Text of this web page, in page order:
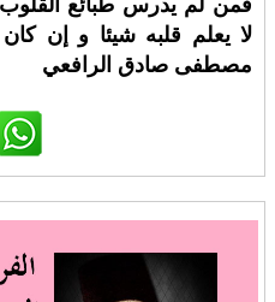
لا يعلم قلبه شيئا و إن
مصطفى صادق الرافعي